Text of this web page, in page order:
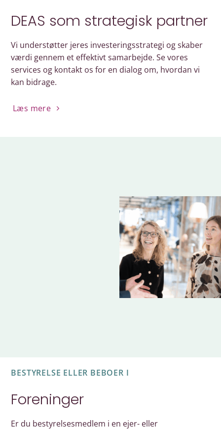
DEAS som strategisk partner
Vi understøtter jeres investeringsstrategi og skaber
værdi gennem et effektivt samarbejde. Se vores
services og kontakt os for en dialog om, hvordan vi
kan bidrage.
Læs mere
BESTYRELSE ELLER BEBOER I
Foreninger
Er du bestyrelsesmedlem i en ejer- eller